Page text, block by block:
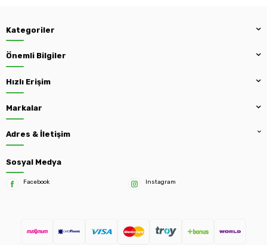
Kategoriler
Önemli Bilgiler
Hızlı Erişim
Markalar
Adres & İletişim
Sosyal Medya
Facebook Instagram